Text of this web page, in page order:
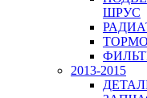
ШРУС
2013-2015